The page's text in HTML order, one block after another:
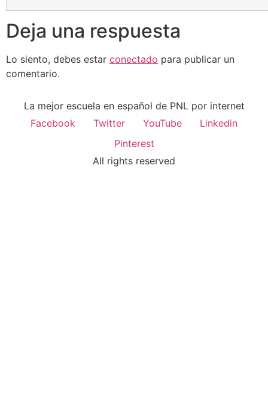
Deja una respuesta
Lo siento, debes estar conectado para publicar un
comentario.
La mejor escuela en español de PNL por internet
Facebook
Twitter YouTube
Linkedin
Pinterest
All rights reserved